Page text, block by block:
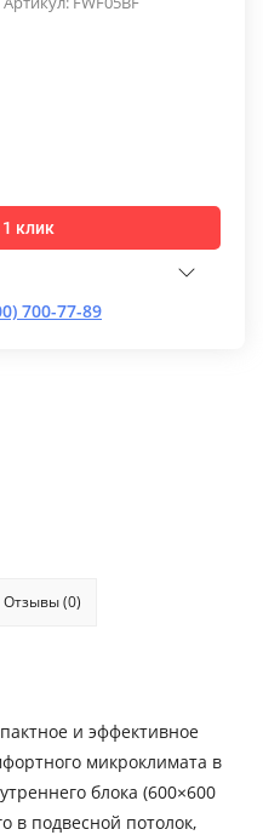
клик
700-77-89
Отзывы (0)
и эффективное
микроклимата в
блока (600×600
в подвесной потолок,